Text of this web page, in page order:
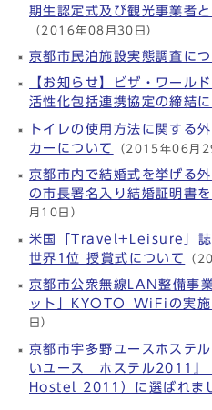
期生認定式及び観光事業者
（2016年08月30日）
京都市民泊施設実態調査に
【お知らせ】ビザ・ワール
活性化包括連携協定の締結
トイレの使用方法に関する
カーについて
（2015年06月
京都市内で結婚式を挙げる
の市長署名入り結婚証明書
月10日）
米国「Travel+Leisure」
世界1位 授賞式について
（
京都市公衆無線LAN整備事
ット」KYOTO_WiFiの実施
日）
京都市宇多野ユースホステ
いユース ホステル2011
Hostel 2011）に選ばれま